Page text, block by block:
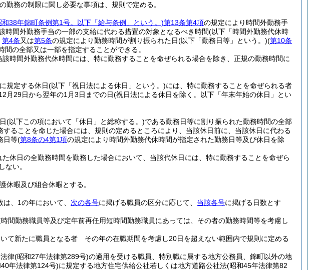
務の制限に関し必要な事項は、規則で定める。
和38年錦町条例第1号。以下「給与条例」という。)第13条第4項の規定により時間外勤務手
間外勤務手当の一部の支給に代わる措置の対象となるべき時間(以下「時間外勤務代休時
第4条又は第5条の規定により勤務時間が割り振られた日(以下「勤務日等」という。)(第10条
間の全部又は一部を指定することができる。
時間外勤務代休時間には、特に勤務することを命ぜられる場合を除き、正規の勤務時間に
に規定する休日(以下「祝日法による休日」という。)には、特に勤務することを命ぜられる者
月29日から翌年の1月3日までの日(祝日法による休日を除く。以下「年末年始の休日」とい
(以下この項において「休日」と総称する。)である勤務日等に割り振られた勤務時間の全部
することを命じた場合には、規則の定めるところにより、当該休日前に、当該休日に代わる
日等(第8条の4第1項の規定により時間外勤務代休時間が指定された勤務日等及び休日を除
休日の全勤務時間を勤務した場合において、当該代休日には、特に勤務することを命ぜら
ない。
休暇及び組合休暇とする。
、1の年において、 次の各号に掲げる職員の区分に応じて、 当該各号に掲げる日数とす
間勤務職員等及び定年前再任用短時間勤務職員にあっては、その者の勤務時間等を考慮し
て新たに職員となる者 その年の在職期間を考慮し20日を超えない範囲内で規則に定める
律(昭和27年法律第289号)の適用を受ける職員、特別職に属する地方公務員、錦町以外の地
年法律第124号)に規定する地方住宅供給公社若しくは地方道路公社法(昭和45年法律第82